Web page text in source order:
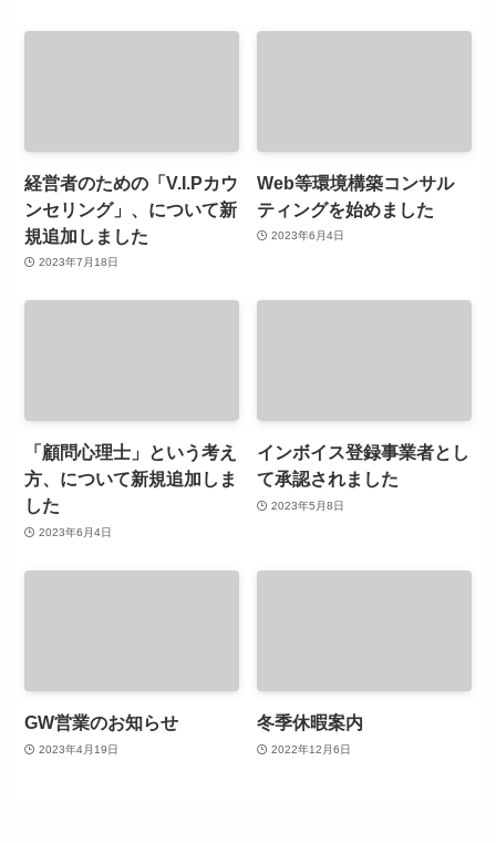
経営者のための「V.I.Pカウ
ンセリング」、について新
規追加しました
2023年7月18日
Web等環境構築コンサル
ティングを始めました
2023年6月4日
「顧問心理士」という考え
方、について新規追加しま
した
2023年6月4日
インボイス登録事業者とし
て承認されました
2023年5月8日
GW営業のお知らせ
2023年4月19日
冬季休暇案内
2022年12月6日